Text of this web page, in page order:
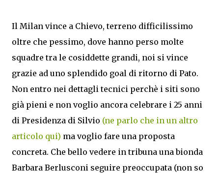
Il Milan vince a Chievo, terreno difficilissimo
oltre che pessimo, dove hanno perso molte
squadre tra le cosiddette grandi, noi si vince
grazie ad uno splendido goal di ritorno di Pato.
Non entro nei dettagli tecnici perchè i siti sono
già pieni e non voglio ancora celebrare i 25 anni
di Presidenza di Silvio (ne parlo che in un altro
articolo qui) ma voglio fare una proposta
concreta. Che bello vedere in tribuna una bionda
Barbara Berlusconi seguire preoccupata (non so